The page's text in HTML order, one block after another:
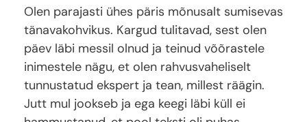
Olen parajasti ühes päris mõnusalt sumisevas
tänavakohvikus. Kargud tulitavad, sest olen
päev läbi messil olnud ja teinud võõrastele
inimestele nägu, et olen rahvusvaheliselt
tunnustatud ekspert ja tean, millest räägin.
Jutt mul jookseb ja ega keegi läbi küll ei